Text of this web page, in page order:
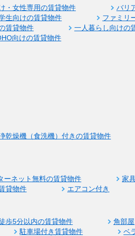
・女性専用の賃貸物件
バリ
生向けの賃貸物件 ファミリ
賃貸物件
一人暮らし向けの
向けの賃貸物件
乾燥機（食洗機）付きの賃貸物件
ーネット無料の賃貸物件
家
貸物件 エアコン付き
歩5分以内の賃貸物件
角部屋
駐車場付き賃貸物件
ベ